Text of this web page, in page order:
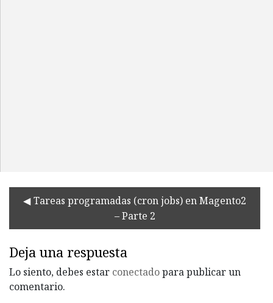
Tareas programadas (cron jobs) en Magento2
– Parte 2
Deja una respuesta
Lo siento, debes estar conectadopara publicar un
comentario.